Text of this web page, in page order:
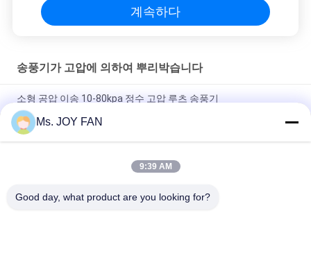
계속하다
송풍기가 고압에 의하여 뿌리박습니다
소형 공압 이송 10-80kpa 정수 고압 루츠 송풍기
DN200 30-132KW 80KPA 공기 냉각 배달 특수 식품 로터리 뿌리
스타일 풍기는
4.89-17.86m3/Min 100mm 포트 디아 로터리 10KPA - 50 KPA 트
Ms. JOY FAN
9:39 AM
Good day, what product are you looking for?